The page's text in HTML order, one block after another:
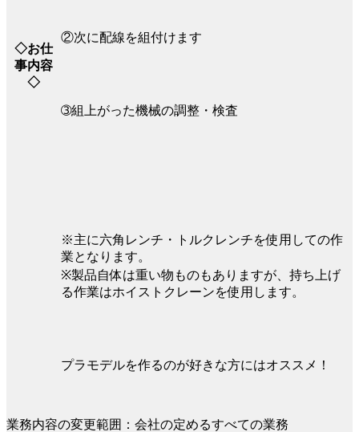
◇お仕
事内容
◇
②次に配線を組付けます
➂組上がった機械の調整・検査
※主に六角レンチ・トルクレンチを使用しての作
業となります。
※製品自体は重い物ものもありますが、持ち上げ
る作業はホイストクレーンを使用します。
プラモデルを作るのが好きな方にはオススメ！
業務内容の変更範囲：会社の定めるすべての業務